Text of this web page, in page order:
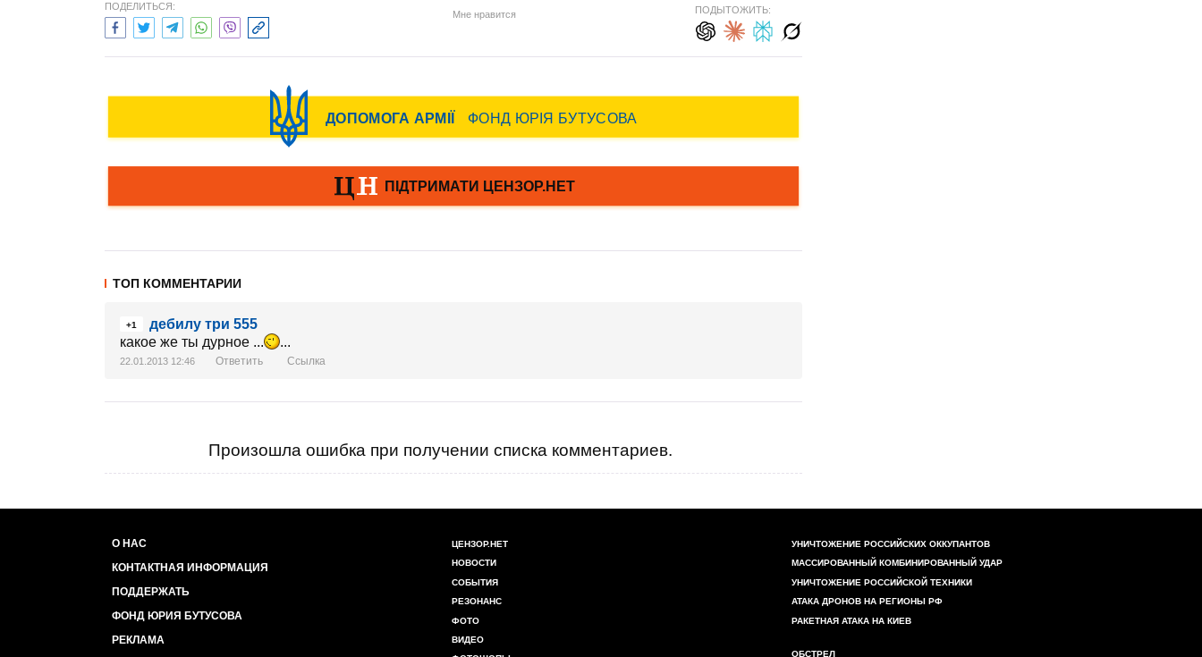
ПОДЕЛИТЬСЯ:
Мне нравится ПОДЫТОЖИТЬ:
ТОП КОММЕНТАРИИ
+1
дебилу три 555
какое же ты дурное ...
...
22.01.2013 12:46 Ответить Ссылка
Произошла ошибка при получении списка комментариев.
О НАС
КОНТАКТНАЯ ИНФОРМАЦИЯ
ПОДДЕРЖАТЬ
ФОНД ЮРИЯ БУТУСОВА
РЕКЛАМА
ЦЕНЗОР.НЕТ
НОВОСТИ
СОБЫТИЯ
РЕЗОНАНС
ФОТО
ВИДЕО
УНИЧТОЖЕНИЕ РОССИЙСКИХ ОККУПАНТОВ
МАССИРОВАННЫЙ КОМБИНИРОВАННЫЙ УДАР
УНИЧТОЖЕНИЕ РОССИЙСКОЙ ТЕХНИКИ
АТАКА ДРОНОВ НА РЕГИОНЫ РФ
РАКЕТНАЯ АТАКА НА КИЕВ
ОБСТРЕЛ